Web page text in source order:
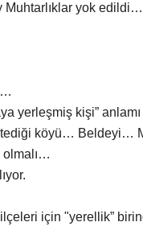
Muhtarlıklar yok edildi…
yerleşmiş kişi” anlamı
köyü… Beldeyi…
olmalı…
için "yerellik”